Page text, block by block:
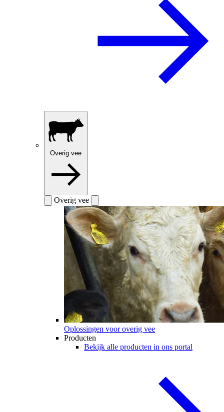
Overig vee
Overig vee
Oplossingen voor overig vee
Producten
Bekijk alle producten in ons portal